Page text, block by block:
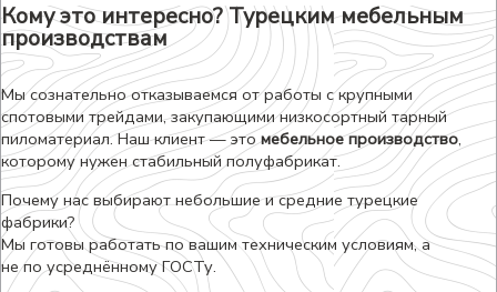
Кому это интересно? Турецким мебельным
производствам
Мы сознательно отказываемся от работы с крупными
спотовыми трейдами, закупающими низкосортный тарный
пиломатериал. Наш клиент — этомебельное производство,
которому нужен стабильный полуфабрикат.
Почему нас выбирают небольшие и средние турецкие
фабрики?
Мы готовы работать по вашим техническим условиям, а
не по усреднённому ГОСТу.